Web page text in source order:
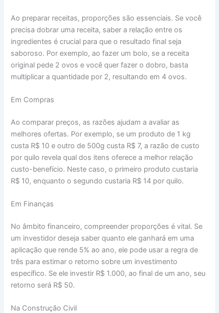
Ao preparar receitas, proporções são essenciais. Se você
precisa dobrar uma receita, saber a relação entre os
ingredientes é crucial para que o resultado final seja
saboroso. Por exemplo, ao fazer um bolo, se a receita
original pede 2 ovos e você quer fazer o dobro, basta
multiplicar a quantidade por 2, resultando em 4 ovos.
Em Compras
Ao comparar preços, as razões ajudam a avaliar as
melhores ofertas. Por exemplo, se um produto de 1 kg
custa R$ 10 e outro de 500g custa R$ 7, a razão de custo
por quilo revela qual dos itens oferece a melhor relação
custo-benefício. Neste caso, o primeiro produto custaria
R$ 10, enquanto o segundo custaria R$ 14 por quilo.
Em Finanças
No âmbito financeiro, compreender proporções é vital. Se
um investidor deseja saber quanto ele ganhará em uma
aplicação que rende 5% ao ano, ele pode usar a regra de
três para estimar o retorno sobre um investimento
específico. Se ele investir R$ 1.000, ao final de um ano, seu
retorno será R$ 50.
Na Construção Civil